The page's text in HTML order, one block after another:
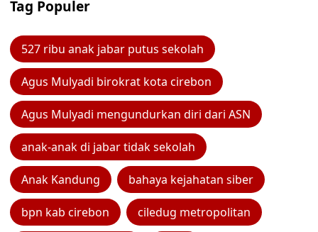
Tag Populer
527 ribu anak jabar putus sekolah
Agus Mulyadi birokrat kota cirebon
Agus Mulyadi mengundurkan diri dari ASN
anak-anak di jabar tidak sekolah
Anak Kandung bahaya kejahatan siber
bpn kab cirebon ciledug metropolitan